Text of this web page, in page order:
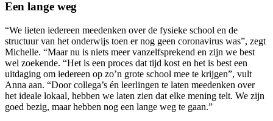
Een lange weg
“We lieten iedereen meedenken over de fysieke school en de
structuur van het onderwijs toen er nog geen coronavirus was”, zegt
Michelle. “Maar nu is niets meer vanzelfsprekend en zijn we best
wel zoekende. “Het is een proces dat tijd kost en het is best een
uitdaging om iedereen op zo’n grote school mee te krijgen”, vult
Anna aan. “Door collega’s én leerlingen te laten meedenken over
het ideale lokaal, hebben we laten zien dat elke mening telt. We zijn
goed bezig, maar hebben nog een lange weg te gaan.”